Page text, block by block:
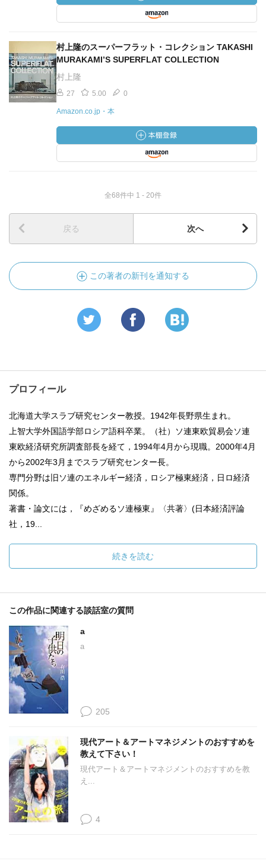
村上隆のスーパーフラット・コレクション TAKASHI
MURAKAMI’S SUPERFLAT COLLECTION
村上隆
27 5.00 0
Amazon.co.jp・本
全68件中 1 - 20件
戻る 次へ
この著者の新刊を通知する
プロフィール
北海道大学スラブ研究センター教授。1942年長野県生まれ。
上智大学外国語学部ロシア語科卒業。（社）ソ連東欧貿易会ソ連
東欧経済研究所調査部長を経て，1994年4月から現職。2000年4月
から2002年3月までスラブ研究センター長。
専門分野は旧ソ連のエネルギー経済，ロシア極東経済，日ロ経済
関係。
著書・論文には，『めざめるソ連極東』〈共著〉(日本経済評論
社，19...
続きを読む
この作品に関連する談話室の質問
a
a
205
現代アート＆アートマネジメントのおすすめを
教えて下さい！
現代アート＆アートマネジメントのおすすめを教
え...
4